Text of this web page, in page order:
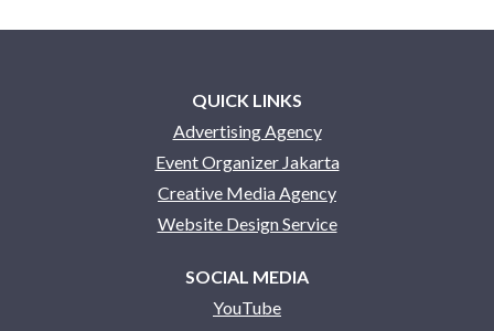
QUICK LINKS
Advertising Agency
Event Organizer Jakarta
Creative Media Agency
Website Design Service
SOCIAL MEDIA
YouTube